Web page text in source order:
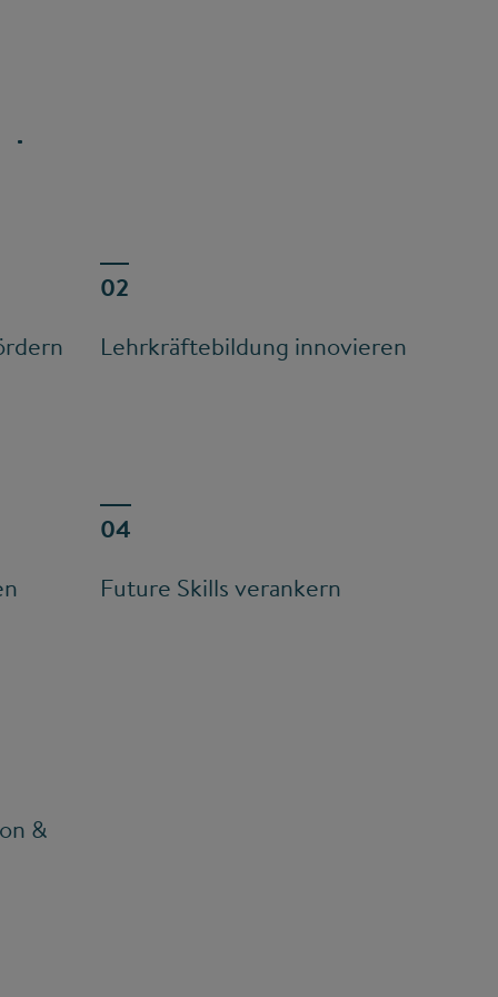
Lehrkräftebildung innovieren
Future Skills verankern
&